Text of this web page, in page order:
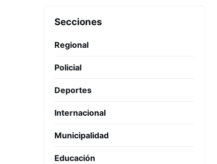
Secciones
Regional
Policial
Deportes
Internacional
Municipalidad
Educación